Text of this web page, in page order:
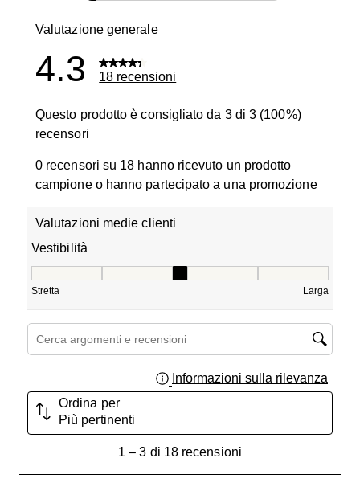
Valutazione generale
4.3 18 recensioni
Questo prodotto è consigliato da 3 di 3 (100%)
recensori
0 recensori su 18 hanno ricevuto un prodotto
campione o hanno partecipato a una promozione
Valutazioni medie clienti
Vestibilità
Stretta Larga
Cerca argomenti e ricerca delle recensioni
Informazioni sulla rilevanza
Ordina per
Più pertinenti
1 – 3 di 18 recensioni